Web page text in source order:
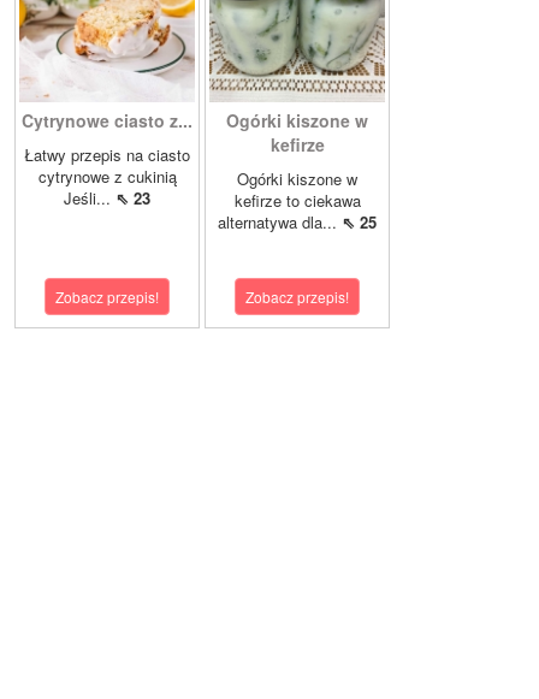
Cytrynowe ciasto z...
Łatwy przepis na ciasto
cytrynowe z cukinią
Jeśli... ⇖ 23
Zobacz przepis!
Ogórki kiszone w
kefirze
Ogórki kiszone w
kefirze to ciekawa
alternatywa dla... ⇖ 25
Zobacz przepis!